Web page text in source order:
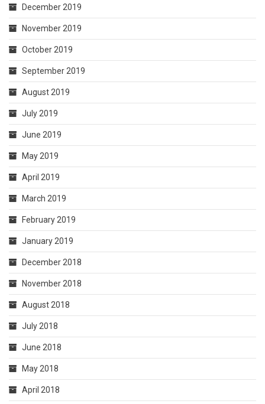
December 2019
November 2019
October 2019
September 2019
August 2019
July 2019
June 2019
May 2019
April 2019
March 2019
February 2019
January 2019
December 2018
November 2018
August 2018
July 2018
June 2018
May 2018
April 2018